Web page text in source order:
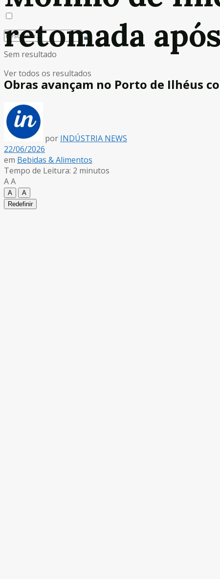
Sem resultado
Ver todos os resultados
retomada
Obras avançam no Porto de Ilhéus
por INDÚSTRIA NEWS
22/06/2026
em Bebidas & Alimentos
Tempo de Leitura: 2 minutos
AA
A
A
Redefinir